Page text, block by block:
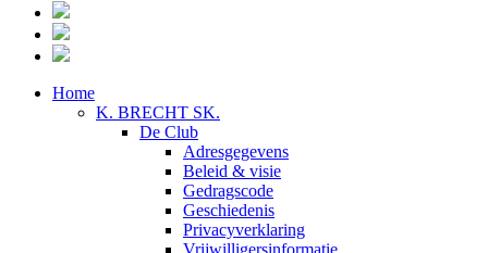
Home
K. BRECHT SK.
De Club
Adresgegevens
Beleid & visie
Gedragscode
Geschiedenis
Privacyverklaring
Vrijwilligersinformatie